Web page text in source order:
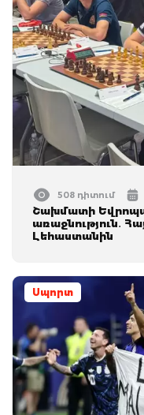
508 դիտում
Շախմատի
առաջնություն․
Լեհաստանին
Սպորտ